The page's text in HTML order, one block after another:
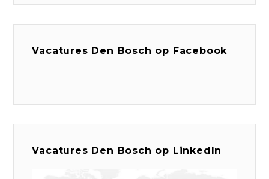
Vacatures Den Bosch op Facebook
Vacatures Den Bosch op LinkedIn